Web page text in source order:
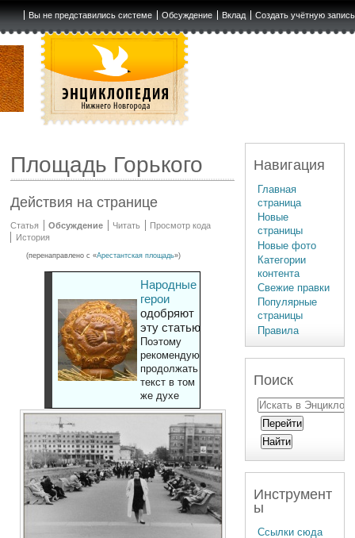
Вы не представились системе Обсуждение Вклад Создать учётную запись
Площадь Горького
Действия на странице
Статья Обсуждение Читать
Просмотр кода
История
(перенаправлено с «Арестантская площадь»)
Народные
герои
одобряют
эту статью
Поэтому
рекомендуют
продолжать
текст в том
же духе
Навигация
Главная
страница
Новые
страницы
Новые фото
Категории
контента
Свежие правки
Популярные
страницы
Правила
Поиск
Инструмент
ы
Ссылки сюда